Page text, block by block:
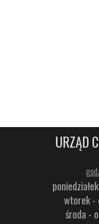
URZĄD
wtorek -
środa -